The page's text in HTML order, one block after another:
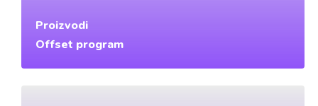
Proizvodi
Offset program